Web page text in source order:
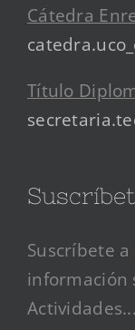
Cátedra
Título
Suscríbete
información
Actividades...